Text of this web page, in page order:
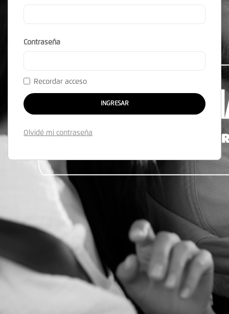
Contraseña
Recordar acceso
INGRESAR
Olvidé mi contraseña